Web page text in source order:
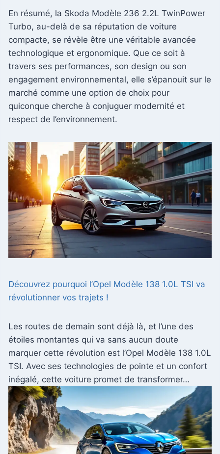
En résumé, la Skoda Modèle 236 2.2L TwinPower
Turbo, au-delà de sa réputation de voiture
compacte, se révèle être une véritable avancée
technologique et ergonomique. Que ce soit à
travers ses performances, son design ou son
engagement environnemental, elle s’épanouit sur le
marché comme une option de choix pour
quiconque cherche à conjuguer modernité et
respect de l’environnement.
Découvrez pourquoi l’Opel Modèle 138 1.0L TSI va
révolutionner vos trajets !
Les routes de demain sont déjà là, et l’une des
étoiles montantes qui va sans aucun doute
marquer cette révolution est l’Opel Modèle 138 1.0L
TSI. Avec ses technologies de pointe et un confort
inégalé, cette voiture promet de transformer…